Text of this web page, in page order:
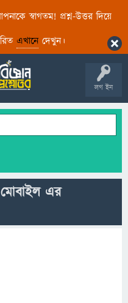
স্বাগতম! প্রশ্ন-উত্তর দিয়ে
এখানেদেখুন।
লগ ইন
এর